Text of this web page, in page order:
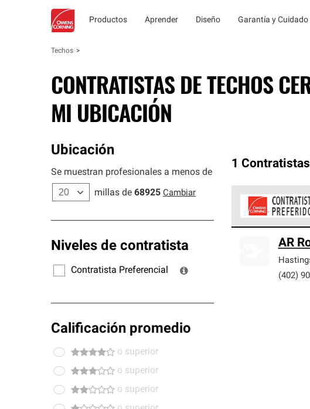
Productos Aprender Diseño Garantía y Cuidado
Techos
CONTRATISTAS DE TECHOS
MI UBICACIÓN
Ubicación
Se muestran profesionales a menos de
millas de 68925 Cambiar
Niveles de contratista
Contratista Preferencial
Calificación promedio
o superior
o superior
o superior
1
cumplen con
AR
(402)